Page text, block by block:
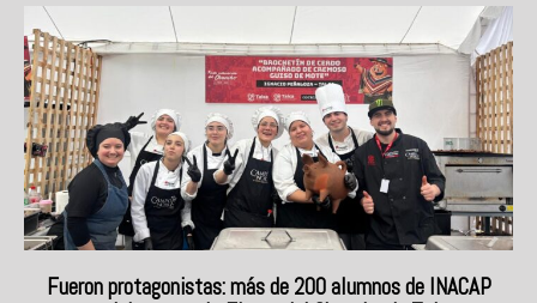
Fueron protagonistas: más de 200 alumnos de INACAP